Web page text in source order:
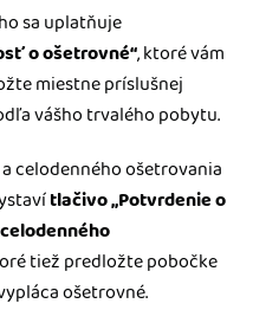
sa uplatňuje
o ošetrovné“, ktoré vám
miestne príslušnej
vášho trvalého pobytu.
celodenného ošetrovania
tlačivo „Potvrdenie o
tiež predložte pobočke
ošetrovné.